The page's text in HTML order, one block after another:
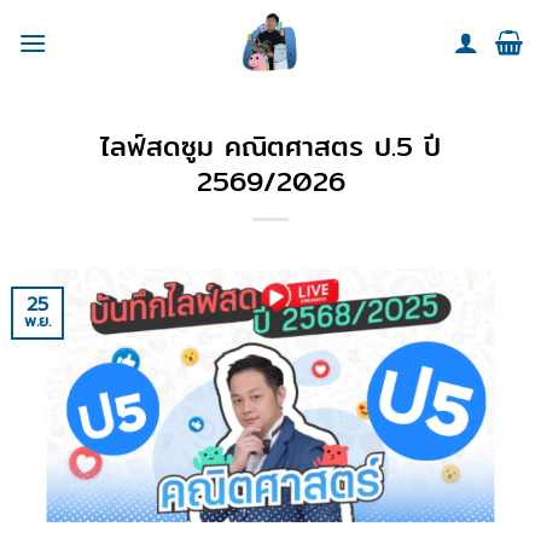
ไลฟ์สดซูม คณิตศาสตร ป.5 ปี
2569/2026
25
พ.ย.